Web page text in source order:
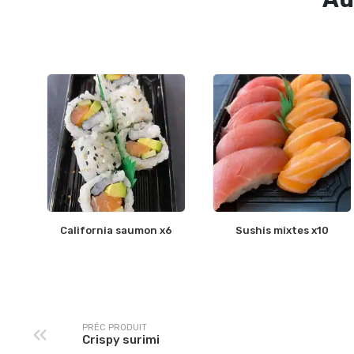
California saumon x6 Sushis mixtes x10
PRÉC PRODUIT
Crispy surimi